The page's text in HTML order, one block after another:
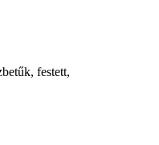
festett,